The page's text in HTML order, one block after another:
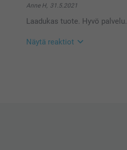
Anne H, 31.5.2021
Laadukas tuote. Hyvö palvelu.
Näytä reaktiot